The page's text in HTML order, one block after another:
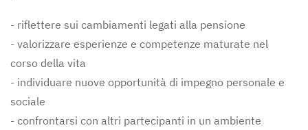
- riflettere sui cambiamenti legati alla pensione
- valorizzare esperienze e competenze maturate nel
corso della vita
- individuare nuove opportunità di impegno personale e
sociale
- confrontarsi con altri partecipanti in un ambiente